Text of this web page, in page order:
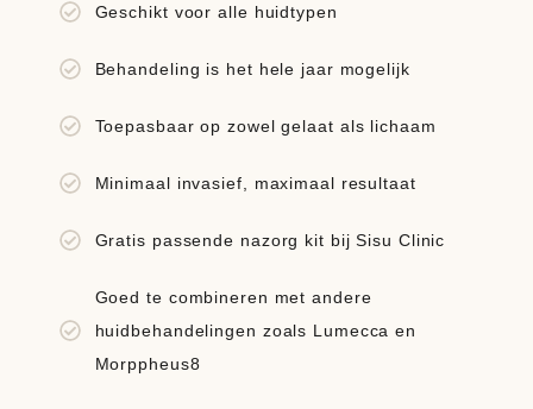
Geschikt voor alle huidtypen
Behandeling is het hele jaar mogelijk
Toepasbaar op zowel gelaat als lichaam
Minimaal invasief, maximaal resultaat
Gratis passende nazorg kit bij Sisu Clinic
Goed te combineren met andere
huidbehandelingen zoals Lumecca en
Morppheus8